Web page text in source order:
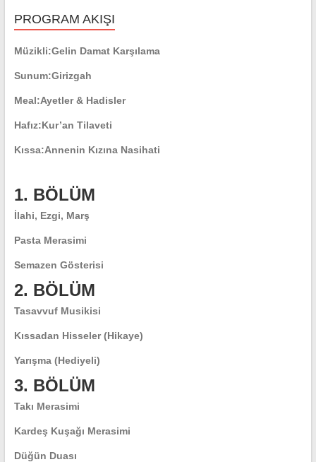
PROGRAM AKIŞI
Müzikli:Gelin Damat Karşılama
Sunum:Girizgah
Meal:Ayetler & Hadisler
Hafız:Kur’an Tilaveti
Kıssa:Annenin Kızına Nasihati
1. BÖLÜM
İlahi, Ezgi, Marş
Pasta Merasimi
Semazen Gösterisi
2. BÖLÜM
Tasavvuf Musikisi
Kıssadan Hisseler (Hikaye)
Yarışma (Hediyeli)
3. BÖLÜM
Takı Merasimi
Kardeş Kuşağı Merasimi
Düğün Duası